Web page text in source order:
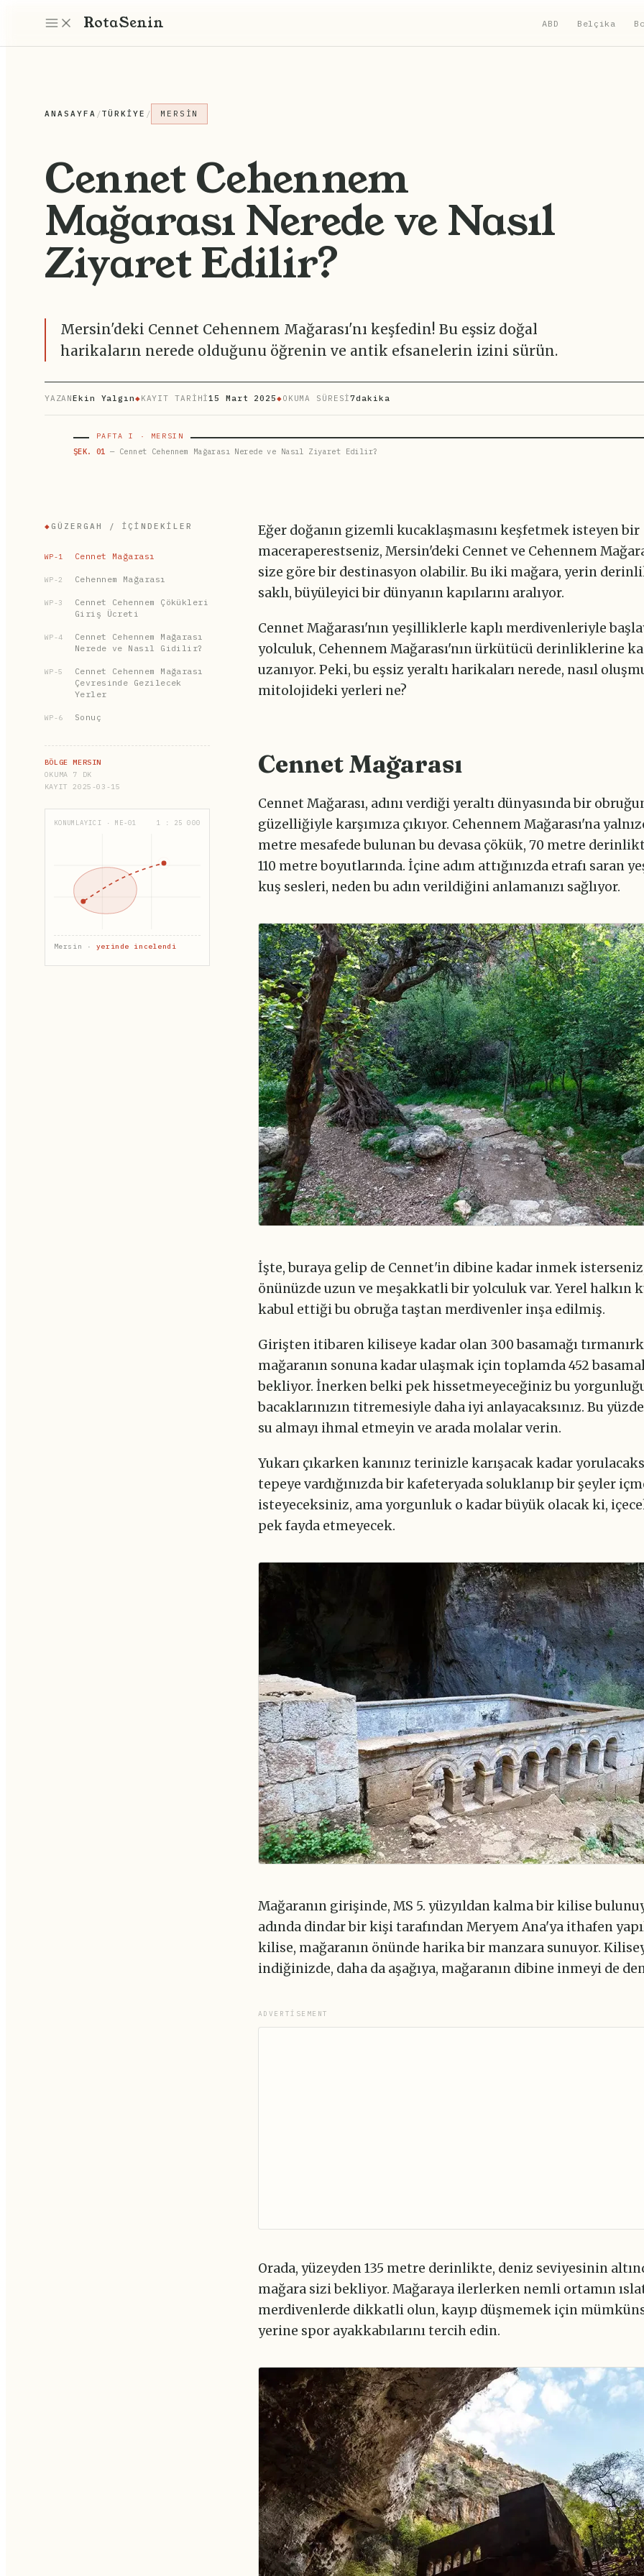
RotaSenin ABD Belçika
ANASAYFA /TÜRKIYE / MERSIN
Cennet Cehennem
Mağarası Nerede ve Nasıl
Ziyaret Edilir?
Mersin'deki Cennet Cehennem Mağarası'nı keşfedin! Bu eşsiz doğal
harikaların nerede olduğunu öğrenin ve antik efsanelerin izini sürün.
YAZANEkin Yalgın◆KAYIT TARİHİ15 Mart 2025◆OKUMA SÜRESİ7dakika
PAFTA I · MERSIN
ŞEK. 01 — Cennet Cehennem Mağarası Nerede ve Nasıl Ziyaret Edilir?
◆ GÜZERGAH / İÇINDEKILER
WP-1 Cennet Mağarası
WP-2 Cehennem Mağarası
WP-3
Cennet Cehennem Çökükleri
Giriş Ücreti
WP-4
Cennet Cehennem Mağarası
Nerede ve Nasıl Gidilir?
WP-5
Cennet Cehennem Mağarası
Çevresinde Gezilecek
Yerler
WP-6 Sonuç
BÖLGE MERSIN
OKUMA 7 DK
KAYIT 2025-03-15
KONUMLAYICI · ME-01 1 : 25 000
Mersin · yerinde incelendi
Eğer doğanın gizemli kucaklaşmasını keşfetmek isteyen bir
maceraperestseniz, Mersin'deki Cennet ve Cehennem
size göre bir destinasyon olabilir. Bu iki mağara, yerin
saklı, büyüleyici bir dünyanın kapılarını aralıyor.
Cennet Mağarası'nın yeşilliklerle kaplı merdivenleriyle
yolculuk, Cehennem Mağarası'nın ürkütücü derinliklerine
uzanıyor. Peki, bu eşsiz yeraltı harikaları nerede, nasıl
mitolojideki yerleri ne?
Cennet Mağarası
Cennet Mağarası, adını verdiği yeraltı dünyasında bir
güzelliğiyle karşımıza çıkıyor. Cehennem Mağarası'na
metre mesafede bulunan bu devasa çökük, 70 metre
110 metre boyutlarında. İçine adım attığınızda etrafı saran
kuş sesleri, neden bu adın verildiğini anlamanızı sağlıyor.
İşte, buraya gelip de Cennet'in dibine kadar inmek
önünüzde uzun ve meşakkatli bir yolculuk var. Yerel halkın
kabul ettiği bu obruğa taştan merdivenler inşa edilmiş.
Girişten itibaren kiliseye kadar olan 300 basamağı
mağaranın sonuna kadar ulaşmak için toplamda 452
bekliyor. İnerken belki pek hissetmeyeceğiniz bu
bacaklarınızın titremesiyle daha iyi anlayacaksınız. Bu
su almayı ihmal etmeyin ve arada molalar verin.
Yukarı çıkarken kanınız terinizle karışacak kadar
tepeye vardığınızda bir kafeteryada soluklanıp bir şeyler
isteyeceksiniz, ama yorgunluk o kadar büyük olacak ki,
pek fayda etmeyecek.
Mağaranın girişinde, MS 5. yüzyıldan kalma bir kilise
adında dindar bir kişi tarafından Meryem Ana'ya ithafen
kilise, mağaranın önünde harika bir manzara sunuyor.
indiğinizde, daha da aşağıya, mağaranın dibine inmeyi de
ADVERTISEMENT
Orada, yüzeyden 135 metre derinlikte, deniz seviyesinin
mağara sizi bekliyor. Mağaraya ilerlerken nemli ortamın
merdivenlerde dikkatli olun, kayıp düşmemek için
yerine spor ayakkabılarını tercih edin.